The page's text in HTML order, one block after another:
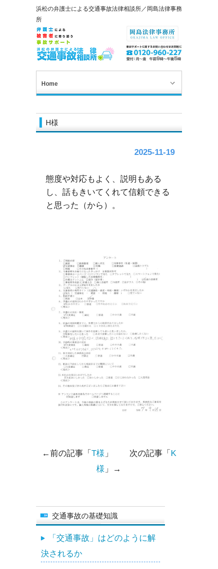
浜松の弁護士による交通事故法律相談所／岡島法律事務
所
Home
H様
2025-11-19
態度や対応もよく、説明もある
し、話もきいてくれて信頼できる
と思った（から）。
←前の記事「 T様 」 次の記事「 K
様 」→
交通事故の基礎知識
「交通事故」はどのように解
決されるか